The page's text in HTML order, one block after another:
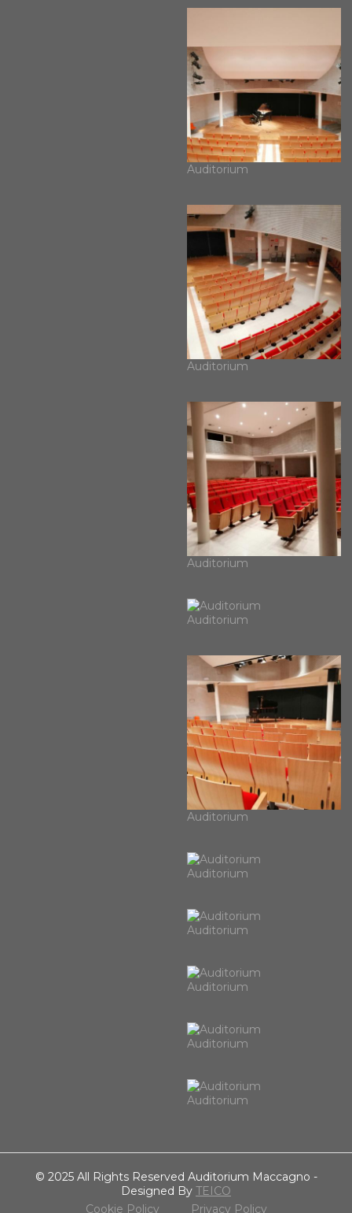
Auditorium
Auditorium
Auditorium
Auditorium
Auditorium
Auditorium
Auditorium
Auditorium
Auditorium
Auditorium
© 2025 All Rights Reserved Auditorium Maccagno -
Designed By TEICO
Cookie Policy
Privacy Policy